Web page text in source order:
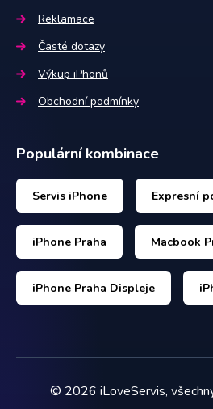
Reklamace
Časté dotazy
Výkup iPhonů
Obchodní podmínky
Populární kombinace
Servis iPhone Expresní
iPhone Praha Macbook
iPhone Praha Displeje
© 2026 iLoveServis,